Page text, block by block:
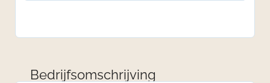
Bedrijfsomschrijving